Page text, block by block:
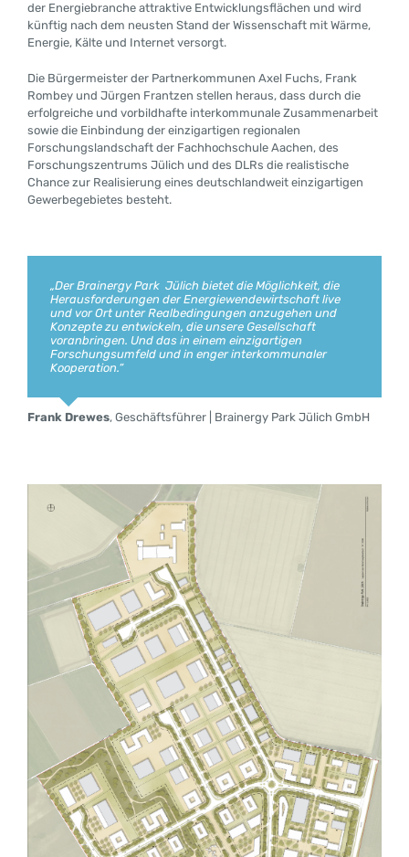
der Energiebranche attraktive Entwicklungsflächen und wird
künftig nach dem neusten Stand der Wissenschaft mit Wärme,
Energie, Kälte und Internet versorgt.
Die Bürgermeister der Partnerkommunen Axel Fuchs, Frank
Rombey und Jürgen Frantzen stellen heraus, dass durch die
erfolgreiche und vorbildhafte interkommunale Zusammenarbeit
sowie die Einbindung der einzigartigen regionalen
Forschungslandschaft der Fachhochschule Aachen, des
Forschungszentrums Jülich und des DLRs die realistische
Chance zur Realisierung eines deutschlandweit einzigartigen
Gewerbegebietes besteht.
„Der Brainergy Park Jülich bietet die Möglichkeit, die
Herausforderungen der Energiewendewirtschaft live
und vor Ort unter Realbedingungen anzugehen und
Konzepte zu entwickeln, die unsere Gesellschaft
voranbringen. Und das in einem einzigartigen
Forschungsumfeld und in enger interkommunaler
Kooperation.“
Frank Drewes, Geschäftsführer | Brainergy Park Jülich GmbH
,,Die Einbindung von Wissenschaftseinrichtungen des
Forschungszentrums im Brainergy Park Jülich bietet
hervorragende Möglichkeiten für den Transfer der
Grundlagenforschung in die Wirtschaft. Dies wird dazu
beitragen, zukunftsfähige Produkte und Arbeitsplätze
in der Region zu schaffen und starke positive Impulse
für die wirtschaftliche Entwicklung unserer Stadt
„Es ist gut und richtig, dass sich mit Jülich, Niederzier
und Titz drei vom Strukturwandel besonders betroffene
Kommunen gemeinsam auf den Weg machen, den
Brainergy Park Jülich als innovatives und daher
zukunftsfähiges Projekt auf den Weg zu bringen. Die
sichert Arbeitsplätze in unserer Region, die sich durch
eine hohe Lebensqualität und beste
„Der Brainergy Park Jülich ist die zukunftsweisende
Antwort der Gesellschafterkommunen Jülich,
Niederzier und Titz auf die Herausforderungen der
Energiewende und des Strukturwandels im
Rheinischen Braunkohlerevier. Im Vordergrund muss
hierbei auch die Schaffung neuer Arbeitsplätze stehen.“
Hermann Heuser